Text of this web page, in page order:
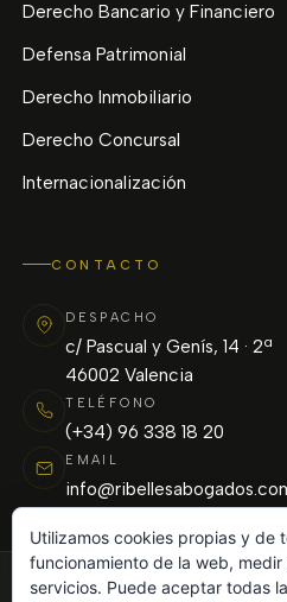
Derecho Bancario y Financiero
Defensa Patrimonial
Derecho Inmobiliario
Derecho Concursal
Internacionalización
CONTACTO
DESPACHO
c/ Pascual y Genís, 14 · 2ª
46002 Valencia
TELÉFONO
(+34) 96 338 18 20
EMAIL
© 2026 Ribelles Abogados.
Utilizamos cookies propias y de
funcionamiento de la web,
servicios. Puede aceptar todas